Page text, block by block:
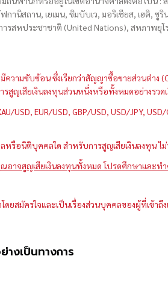
กานิสถาน, เยเมน, ซิมบับเว, มอริเชียส, เฮติ,
รสหประชาชาติ (United Nations), สหภาพยุ
วามซับซ้อน ซึ่งเรียกว่าสัญญาซื้อขายส่วนต่า
สูญเสียเงินลงทุนส่วนหนึ่งหรือทั้งหมดอย่างรว
USD, EUR/USD, GBP/USD, USD/JPY,
หรือนิติบุคคลใด สำหรับการสูญเสียเงินลงทุน
อาจสูญเสียเงินลงทุนทั้งหมด โปรดศึกษาและท
ยสมัครใจและเป็นเรื่องส่วนบุคคลของผู้ที่เข้
งเป็นทางการ